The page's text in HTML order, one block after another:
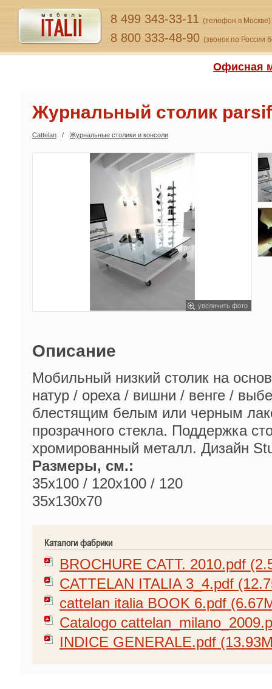
8 499 343-33-11 (телефон в Москве)
8 800 333-48-90 (звонок по России
Офисная
Журнальный столик
Cattelan Журнальные столики и консоли
увеличить фото
Описание
Мобильный низкий столик на
натур / ореха / вишни / венге /
блестящим белым или черным
прозрачного стекла. Поддержка
хромированный металл. Дизайн
Размеры, см.:
35x100 / 120x100 / 120
35x130x70
Каталоги фабрики
BROCHURE CATT. 2010.pdf
CATTELAN ITALIA 3_4.pdf
cattelan italia BOOK 6.pdf
Catalogo
INDICE GENERALE.pdf